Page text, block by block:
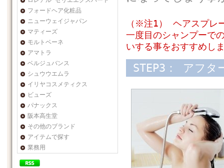
フォードヘア化粧品
ニューウェイジャパン
マティーズ
モルトベーネ
アマトラ
ベルジュバンス
シュウウエムラ
イリヤコスメティクス
ビューズ
パナックス
阪本高生堂
その他のブランド
アイテムで探す
業務用
（※注1） ヘアスプレ
一度目のシャンプーで
いする事をおすすめし
STEP3： アフタ